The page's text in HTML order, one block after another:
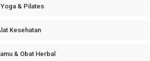
& Pilates
Kesehatan
& Obat Herbal